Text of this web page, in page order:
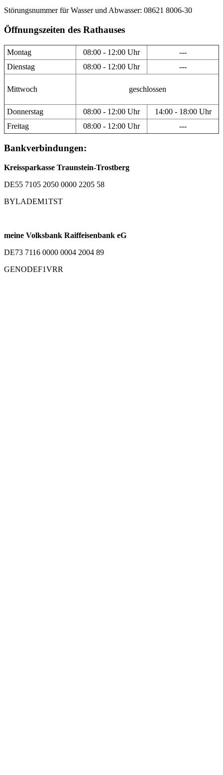
Störungsnummer für Wasser und Abwasser: 08621 8006-30
Öffnungszeiten des Rathauses
Montag 08:00 - 12:00 Uhr
---
Dienstag
08:00 - 12:00 Uhr ---
Mittwoch geschlossen
Donnerstag 08:00 - 12:00 Uhr
14:00 - 18:00 Uhr
Freitag
08:00 - 12:00 Uhr ---
Bankverbindungen:
Kreissparkasse Traunstein-Trostberg
DE55 7105 2050 0000 2205 58
BYLADEM1TST
meine Volksbank Raiffeisenbank eG
DE73 7116 0000 0004 2004 89
GENODEF1VRR